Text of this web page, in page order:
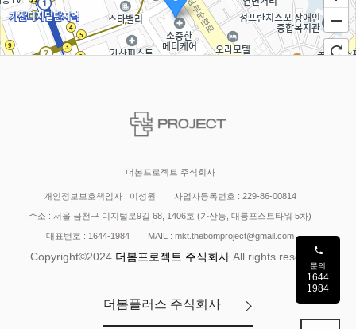
더봄프로젝트 주식회사
개인정보보호책임자 : 이성원 사업자등록번호 : 229-86-00814
주소 : 서울 금천구 디지털로9길 68, 1406호 (가산동, 대륭포스트타워 5차)
대표번호 : 1644-1984 MAIL : mkt.thebomproject@gmail.com
Copyright©2024 더봄프로젝트 주식회사All rights reserved.
더봄플러스 주식회사
문의
1644
1984